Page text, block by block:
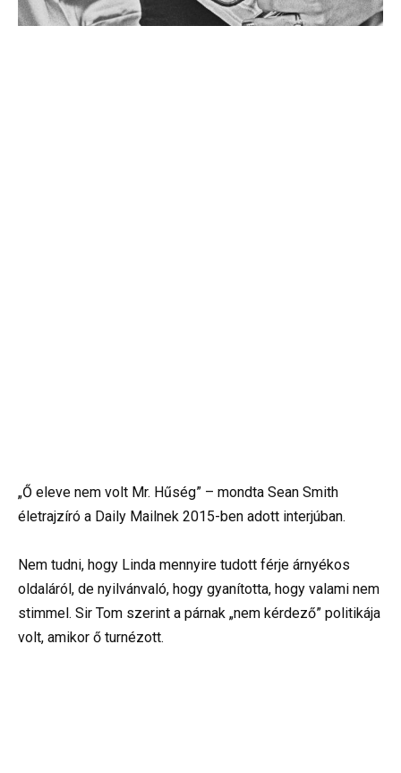
„Ő eleve nem volt Mr. Hűség” – mondta Sean Smith
életrajzíró a Daily Mailnek 2015-ben adott interjúban.
Nem tudni, hogy Linda mennyire tudott férje árnyékos
oldaláról, de nyilvánvaló, hogy gyanította, hogy valami nem
stimmel. Sir Tom szerint a párnak „nem kérdező” politikája
volt, amikor ő turnézott.